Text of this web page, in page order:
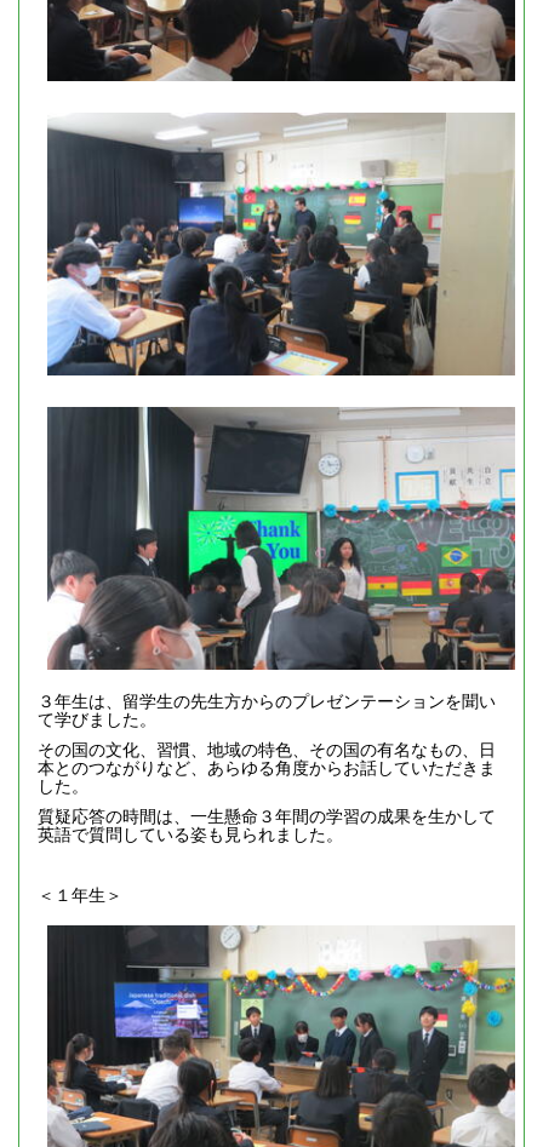
３年生は、留学生の先生方からのプレゼンテーションを聞い
て学びました。
その国の文化、習慣、地域の特色、その国の有名なもの、日
本とのつながりなど、あらゆる角度からお話していただきま
した。
質疑応答の時間は、一生懸命３年間の学習の成果を生かして
英語で質問している姿も見られました。
＜１年生＞